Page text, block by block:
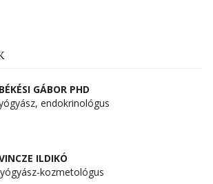
GÁBOR PHD
endokrinológus
ILDIKÓ
kozmetológus